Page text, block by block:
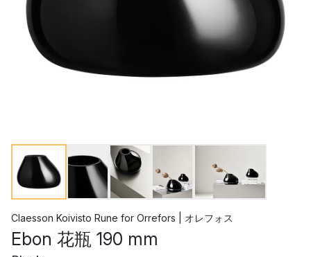
Claesson Koivisto Rune for Orrefors | オレフォス
Ebon 花瓶 190 mm